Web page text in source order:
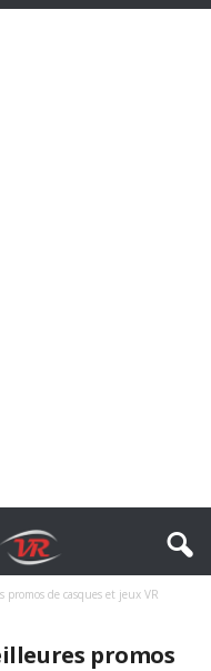
de casques et jeux VR
promos